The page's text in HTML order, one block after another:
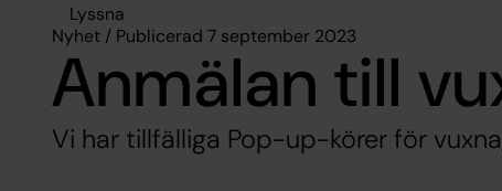
Lyssna
Nyhet / Publicerad 7 september 2023
Anmälan till
Vi har tillfälliga Pop-up-körer för